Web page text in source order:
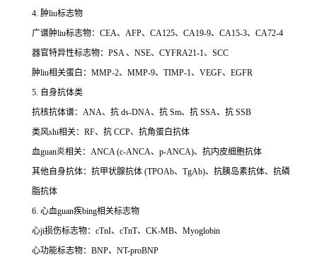
4. 肿liu标志物
广谱肿liu标志物：CEA、AFP、CA125、CA19-9、CA15-3、CA72-4
器官特异性标志物：PSA 、NSE、CYFRA21-1、SCC
肿liu相关蛋白：MMP-2、MMP-9、TIMP-1、VEGF、EGFR
5. 自身抗体类
抗核抗体谱：ANA、抗 ds-DNA、抗 Sm、抗 SSA、抗 SSB
类风shi相关：RF、抗 CCP、抗角蛋白抗体
血guan炎相关：ANCA (c-ANCA、p-ANCA)、抗内皮细胞抗体
其他自身抗体：抗甲状腺抗体 (TPOAb、TgAb)、抗胰岛素抗体、抗磷
脂抗体
6. 心血guan疾bing相关标志物
心ji损伤标志物：cTnI、cTnT、CK-MB、Myoglobin
心功能标志物：BNP、NT-proBNP